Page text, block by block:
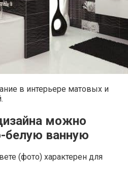
в интерьере матовых и
можно
белую ванную
(фото) характерен для